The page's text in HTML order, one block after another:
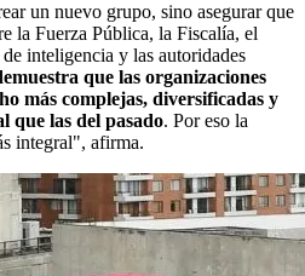
un nuevo grupo, sino asegurar que
la Fuerza Pública, la Fiscalía, el
inteligencia y las autoridades
que las organizaciones
más complejas, diversificadas y
las del pasado. Por eso la
integral", afirma.